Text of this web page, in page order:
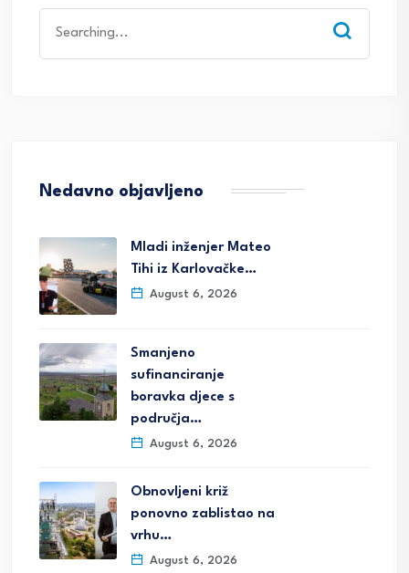
for:
Nedavno objavljeno
Mladi inženjer Mateo
Tihi iz Karlovačke…
August 6, 2026
Smanjeno
sufinanciranje
boravka djece s
područja…
August 6, 2026
Obnovljeni križ
ponovno zablistao na
vrhu…
August 6, 2026